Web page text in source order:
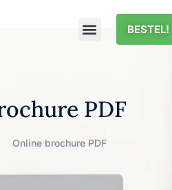
BESTEL!
PDF
Online brochure PDF